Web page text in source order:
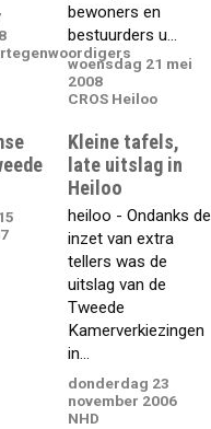
bewoners en
bestuurders u...
woensdag 21 mei
2008
CROS Heiloo
Kleine tafels,
late uitslag in
Heiloo
heiloo - Ondanks de
inzet van extra
tellers was de
uitslag van de
Tweede
Kamerverkiezingen
in...
donderdag 23
november 2006
NHD